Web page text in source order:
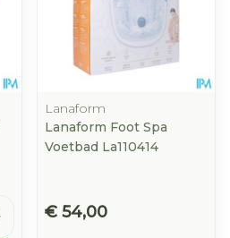
Lanaform
Lanaform Foot Spa
Voetbad La110414
€ 54,00